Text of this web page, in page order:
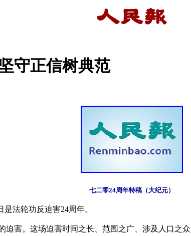
守正信树典范
七二零24周年特稿（大纪元）
是法轮功反迫害24周年。